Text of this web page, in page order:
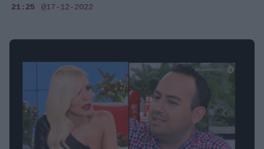
21:25 @17-12-2022